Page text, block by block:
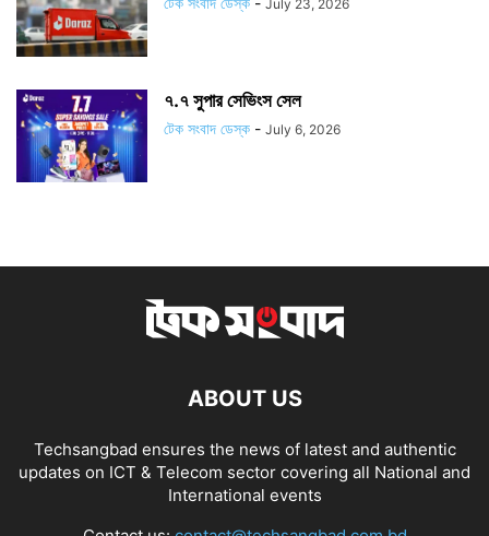
July 23, 2026
৭.৭ সুপার সেভিংস সেল
টেক সংবাদ ডেস্ক - July 6, 2026
ABOUT US
Techsangbad ensures the news of latest and authentic
updates on ICT & Telecom sector covering all National and
International events